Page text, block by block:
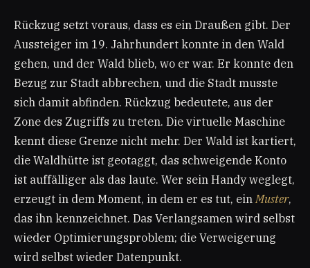
Rückzug setzt voraus, dass es ein Draußen gibt. Der
Aussteiger im 19. Jahrhundert konnte in den Wald
gehen, und der Wald blieb, wo er war. Er konnte den
Bezug zur Stadt abbrechen, und die Stadt musste
sich damit abfinden. Rückzug bedeutete, aus der
Zone des Zugriffs zu treten. Die virtuelle Maschine
kennt diese Grenze nicht mehr. Der Wald ist kartiert,
die Waldhütte ist geotaggt, das schweigende Konto
ist auffälliger als das laute. Wer sein Handy weglegt,
erzeugt in dem Moment, in dem er es tut, ein Muster,
das ihn kennzeichnet. Das Verlangsamen wird selbst
wieder Optimierungsproblem; die Verweigerung
wird selbst wieder Datenpunkt.